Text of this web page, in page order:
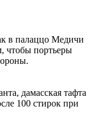
в палаццо Медичи
чтобы портьеры
дамасская тафта
100 стирок при